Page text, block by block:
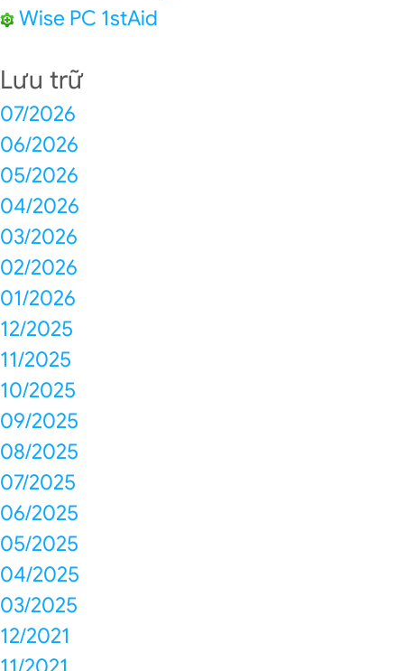
Wise PC 1stAid
Lưu trữ
07/2026
06/2026
05/2026
04/2026
03/2026
02/2026
01/2026
12/2025
11/2025
10/2025
09/2025
08/2025
07/2025
06/2025
05/2025
04/2025
03/2025
12/2021